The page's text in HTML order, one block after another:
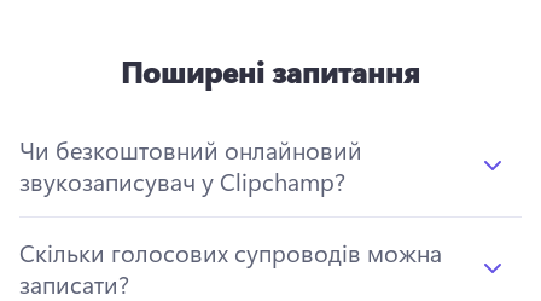
Поширені запитання
Чи безкоштовний онлайновий
звукозаписувач у Clipchamp?
Скільки голосових супроводів можна
записати?